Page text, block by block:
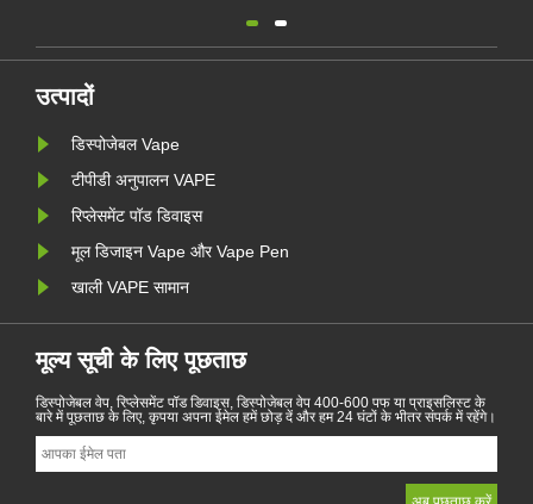
डिस्पोजेबल इलेक्ट्रॉनिक सिगरेट की बिक्री को
बेल्जियम में प्रतिबंधित किया गया है......
उत्पादों
डिस्पोजेबल Vape
टीपीडी अनुपालन VAPE
रिप्लेसमेंट पॉड डिवाइस
मूल डिजाइन Vape और Vape Pen
खाली VAPE सामान
मूल्य सूची के लिए पूछताछ
डिस्पोजेबल वेप, रिप्लेसमेंट पॉड डिवाइस, डिस्पोजेबल वेप 400-600 पफ या प्राइसलिस्ट के
बारे में पूछताछ के लिए, कृपया अपना ईमेल हमें छोड़ दें और हम 24 घंटों के भीतर संपर्क में रहेंगे।